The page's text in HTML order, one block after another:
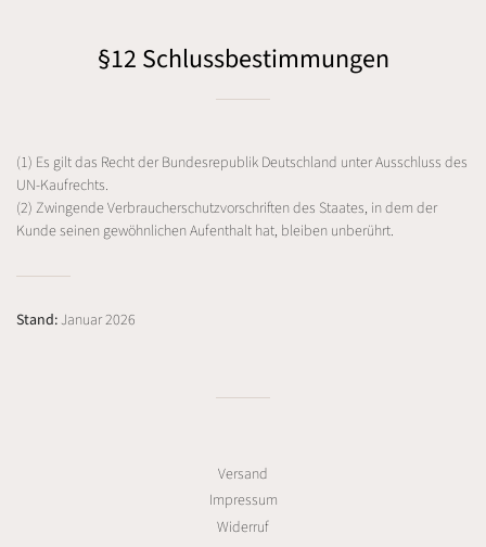
§12 Schlussbestimmungen
(1) Es gilt das Recht der Bundesrepublik Deutschland unter Ausschluss des
UN-Kaufrechts.
(2) Zwingende Verbraucherschutzvorschriften des Staates, in dem der
Kunde seinen gewöhnlichen Aufenthalt hat, bleiben unberührt.
Stand: Januar 2026
Versand
Impressum
Widerruf